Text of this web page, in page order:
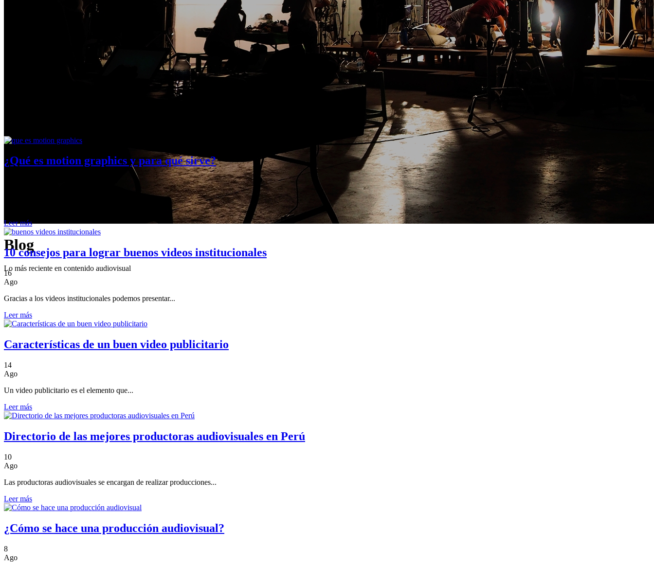
Blog
Lo más reciente en contenido audiovisual
¿Qué es motion graphics y para qué sirve?
Leer más
10 consejos para lograr buenos videos institucionales
16
Ago
Gracias a los videos institucionales podemos presentar...
Leer más
Características de un buen video publicitario
14
Ago
Un video publicitario es el elemento que...
Leer más
Directorio de las mejores productoras audiovisuales en Perú
10
Ago
Las productoras audiovisuales se encargan de realizar producciones...
Leer más
¿Cómo se hace una producción audiovisual?
8
Ago